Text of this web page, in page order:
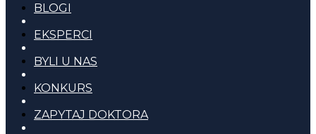
BLOGI
EKSPERCI
BYLI U NAS
KONKURS
ZAPYTAJ DOKTORA